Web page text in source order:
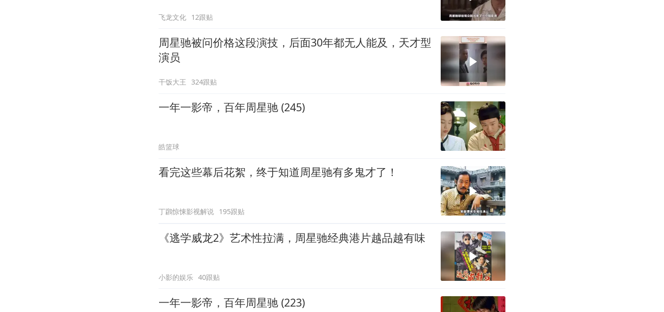
飞龙文化 12跟贴
周星驰被问价格这段演技，后面30年都无人能及，天才型
演员
干饭大王 324跟贴
一年一影帝，百年周星驰 (245)
皓篮球
看完这些幕后花絮，终于知道周星驰有多鬼才了！
丁鸊惊悚影视解说 195跟贴
《逃学威龙2》艺术性拉满，周星驰经典港片越品越有味
小影的娱乐 40跟贴
一年一影帝，百年周星驰 (223)